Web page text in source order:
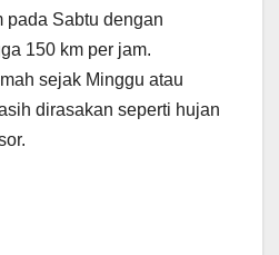
pada Sabtu dengan
150 km per jam.
sejak Minggu atau
dirasakan seperti hujan